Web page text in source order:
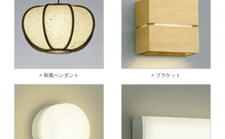
> 和風ペンダント > ブラケット